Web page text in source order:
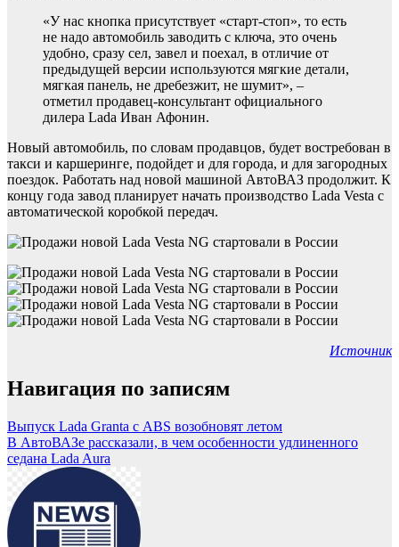
«У нас кнопка присутствует «старт-стоп», то есть
не надо автомобиль заводить с ключа, это очень
удобно, сразу сел, завел и поехал, в отличие от
предыдущей версии используются мягкие детали,
мягкая панель, не дребезжит, не шумит», –
отметил продавец-консультант официального
дилера Lada Иван Афонин.
Новый автомобиль, по словам продавцов, будет востребован в
такси и каршеринге, подойдет и для города, и для загородных
поездок. Работать над новой машиной АвтоВАЗ продолжит. К
концу года завод планирует начать производство Lada Vesta с
автоматической коробкой передач.
Источник
Навигация по записям
Выпуск Lada Granta с ABS возобновят летом
В АвтоВАЗе рассказали, в чем особенности удлиненного
седана Lada Aura